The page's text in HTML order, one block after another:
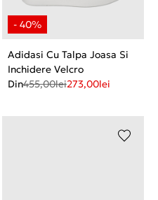
Adidasi Cu Talpa Joasa Si
Inchidere Velcro
Din455,00lei273,00lei